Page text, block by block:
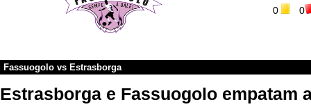
0 0
Fassuogolo vs Estrasborga
Estrasborga e Fassuogolo empatam